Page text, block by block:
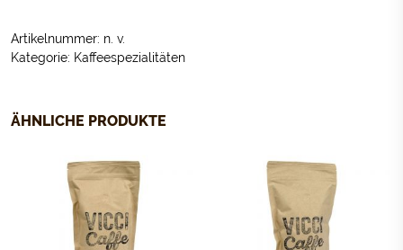
MENGE
Artikelnummer: n. v.
Kategorie: Kaffeespezialitäten
ÄHNLICHE PRODUKTE